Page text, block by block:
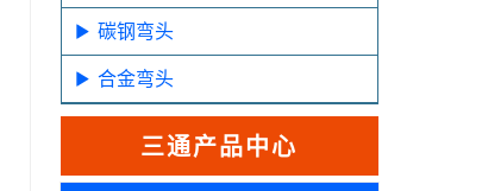
碳钢弯头
合金弯头
三通产品中心